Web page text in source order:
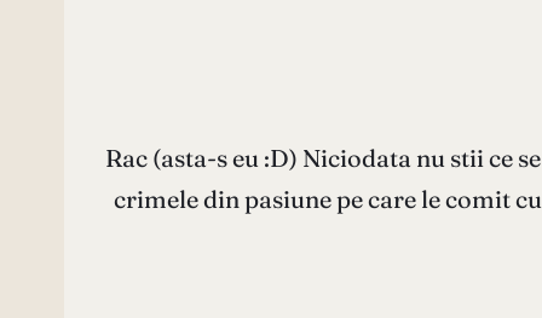
Rac (asta-s eu :D) Niciodata nu stii ce
crimele din pasiune pe care le comit